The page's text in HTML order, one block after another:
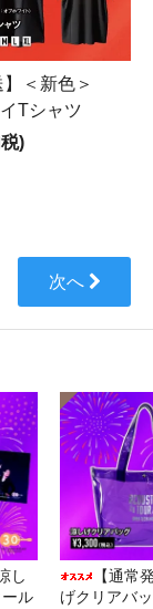
】＜新色＞
Tシャツ
)
次へ
し
ル
【通常
げクリアバ